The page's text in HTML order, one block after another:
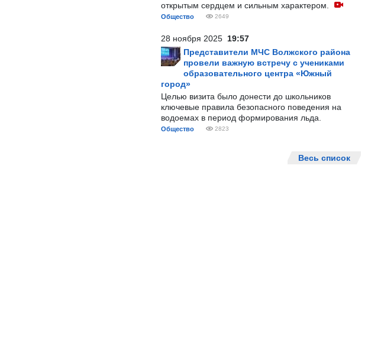
открытым сердцем и сильным характером.
Общество 2649
28 ноября 2025 19:57
Представители МЧС Волжского района
провели важную встречу с учениками
образовательного центра «Южный
город»
Целью визита было донести до школьников
ключевые правила безопасного поведения на
водоемах в период формирования льда.
Общество 2823
Весь список